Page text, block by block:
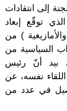
إلى انتقادات
توقّع إبعاد
) من
السياسية من
بيد أنّ رئيس
اللقاء نفسه، عن
في عدد من